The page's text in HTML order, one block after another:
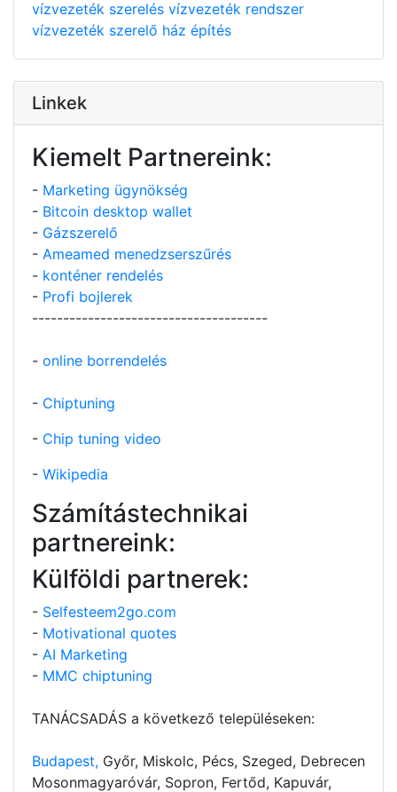
vízvezeték szerelés vízvezeték rendszer
vízvezeték szerelő ház építés
Linkek
Kiemelt Partnereink:
- Marketing ügynökség
- Bitcoin desktop wallet
- Gázszerelő
- Ameamed menedzserszűrés
- konténer rendelés
- Profi bojlerek
--------------------------------------
- online borrendelés
- Chiptuning
- Chip tuning video
- Wikipedia
Számítástechnikai
partnereink:
Külföldi partnerek:
- Selfesteem2go.com
- Motivational quotes
- AI Marketing
- MMC chiptuning
TANÁCSADÁS a következő településeken:
Budapest, Győr, Miskolc, Pécs, Szeged, Debrecen
Mosonmagyaróvár, Sopron, Fertőd, Kapuvár,